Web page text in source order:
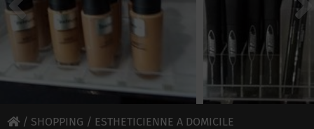
/ SHOPPING / ESTHETICIENNE A DOMICILE